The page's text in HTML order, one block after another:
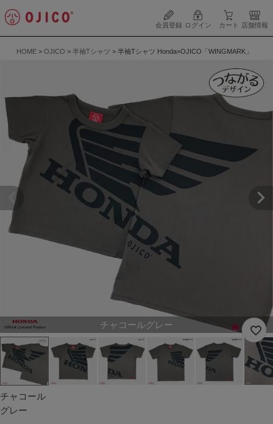
会員登録 ログイン カート 店舗情報
HOME OJICO 半袖Tシャツ 半袖Tシャツ Honda×OJICO「WINGMARK」
チャコールグレー
チャコール
グレー